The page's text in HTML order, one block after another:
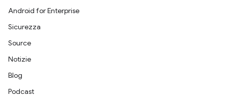
Android for Enterprise
Sicurezza
Source
Notizie
Blog
Podcast